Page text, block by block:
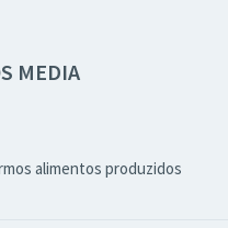
MEDIA
alimentos produzidos